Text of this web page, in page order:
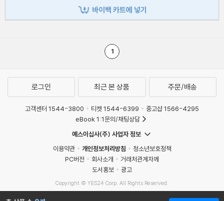
바이백 카트에 넣기
1
로그인 최근 본 상품 주문/배송
고객센터 1544-3800 티켓 1544-6399
중고샵 1566-4295
eBook 1:1문의/채팅상담
예스이십사(주) 사업자 정보
이용약관
개인정보처리방침
청소년보호정책
PC버전
회사소개
거래처관계자께
도서홍보
광고
Copyright © YES24 Corp. All Rights Reserved.
MATOM5